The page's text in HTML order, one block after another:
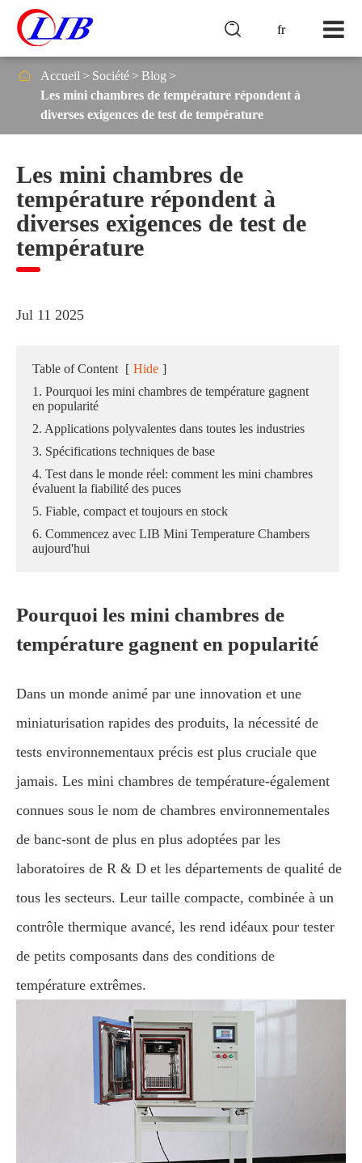
fr

 Accueil Société
Blog
Les mini chambres de température répondent à
diverses exigences de test de température
Les mini chambres de
température répondent à
diverses exigences de test de
température
Jul 11 2025
Table of Content [ Hide ]
1. Pourquoi les mini chambres de température gagnent
en popularité
2. Applications polyvalentes dans toutes les industries
3. Spécifications techniques de base
4. Test dans le monde réel: comment les mini chambres
évaluent la fiabilité des puces
5. Fiable, compact et toujours en stock
6. Commencez avec LIB Mini Temperature Chambers
aujourd'hui
Pourquoi les mini chambres de
température gagnent en popularité
Dans un monde animé par une innovation et une
miniaturisation rapides des produits, la nécessité de
tests environnementaux précis est plus cruciale que
jamais. Les mini chambres de température-également
connues sous le nom de chambres environnementales
de banc-sont de plus en plus adoptées par les
laboratoires de R & D et les départements de qualité de
tous les secteurs. Leur taille compacte, combinée à un
contrôle thermique avancé, les rend idéaux pour tester
de petits composants dans des conditions de
température extrêmes.